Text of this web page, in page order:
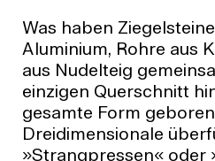
Was haben
Aluminium, Rohre aus
aus Nudelteig
einzigen Querschnitt
gesamte Form
Dreidimensionale
»Strangpressen« oder